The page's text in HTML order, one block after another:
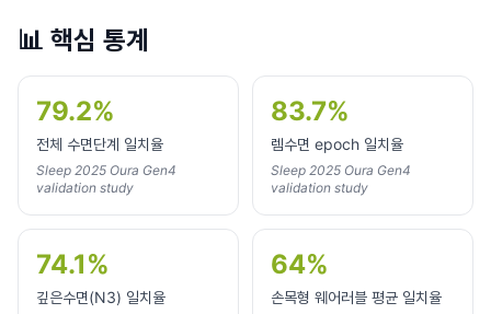
📊 핵심 통계
79.2%
전체 수면단계 일치율
Sleep 2025 Oura Gen4
validation study
83.7%
렘수면 epoch 일치율
Sleep 2025 Oura Gen4
validation study
74.1%
깊은수면(N3) 일치율
64%
손목형 웨어러블 평균 일치율